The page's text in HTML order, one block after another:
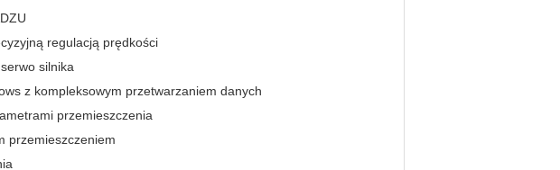
regulacją prędkości
silnika
z kompleksowym przetwarzaniem danych
przemieszczenia
przemieszczeniem